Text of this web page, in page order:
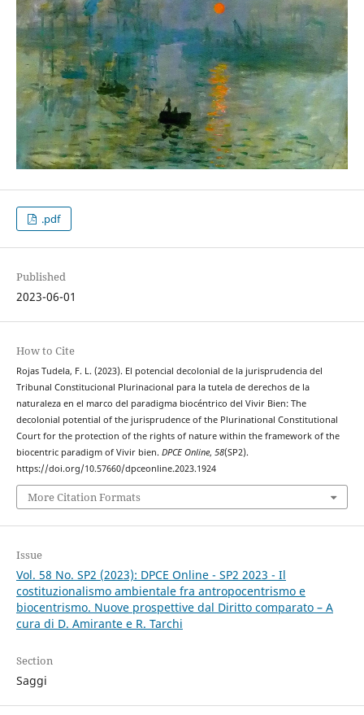
.pdf
Published
2023-06-01
How to Cite
Rojas Tudela, F. L. (2023). El potencial decolonial de la jurisprudencia del
Tribunal Constitucional Plurinacional para la tutela de derechos de la
naturaleza en el marco del paradigma biocéntrico del Vivir Bien: The
decolonial potential of the jurisprudence of the Plurinational Constitutional
Court for the protection of the rights of nature within the framework of the
biocentric paradigm of Vivir bien. DPCE Online, 58(SP2).
https://doi.org/10.57660/dpceonline.2023.1924
More Citation Formats
Issue
Vol. 58 No. SP2 (2023): DPCE Online - SP2 2023 - Il
costituzionalismo ambientale fra antropocentrismo e
biocentrismo. Nuove prospettive dal Diritto comparato – A
cura di D. Amirante e R. Tarchi
Section
Saggi